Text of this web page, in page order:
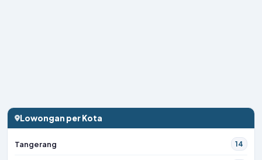
Lowongan per Kota
Tangerang 14